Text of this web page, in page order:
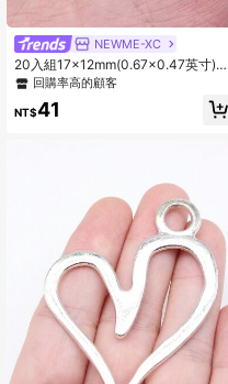
NEWME-XC
20入組17x12mm(0.67x0.47英寸)幸
運馬蹄鐵吊飾，適用於珠寶手工DIY手
回購率高的顧客
NT$41